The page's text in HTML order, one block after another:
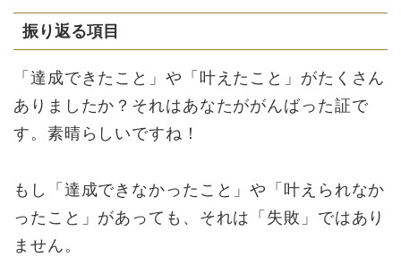
振り返る項目
「達成できたこと」や「叶えたこと」がたくさん
ありましたか？それはあなたががんばった証で
す。素晴らしいですね！
もし「達成できなかったこと」や「叶えられなか
ったこと」があっても、それは「失敗」ではあり
ません。